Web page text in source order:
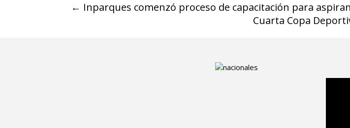
← Inparques comenzó proceso de capacitación para
Cuarta Copa